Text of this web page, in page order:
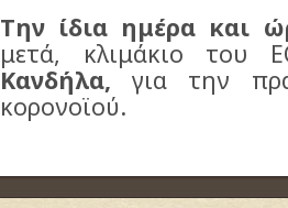
Την ίδια ημέρα και
μετά, κλιμάκιο του
Κανδήλα,για την
κορονοϊού.